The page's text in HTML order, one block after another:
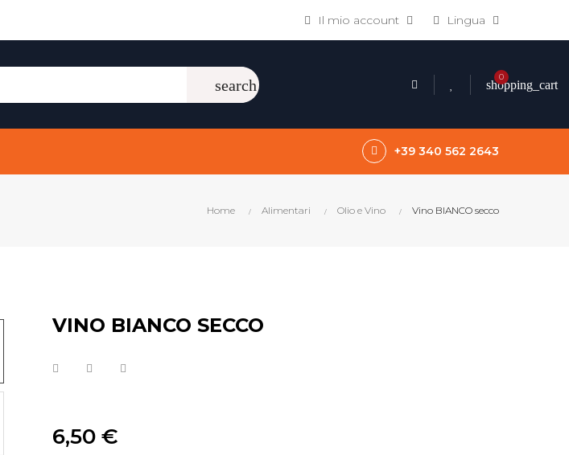
Lingua
Il mio account
search shopping_cart
0
+39 340 562 2643
Home Alimentari Olio e Vino Vino BIANCO secco
VINO BIANCO SECCO
6,50 €